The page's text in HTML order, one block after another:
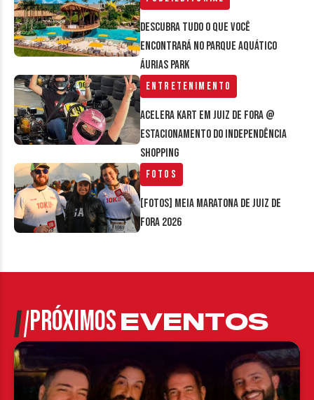
Descubra tudo o que você
encontrará no parque aquático
Áurias Park
Entretenimento
Acelera Kart em Juiz de Fora @
estacionamento do Independência
Shopping
Fotos
[FOTOS] Meia Maratona de Juiz de
Fora 2026
PRÓXIMOSEVENTOS